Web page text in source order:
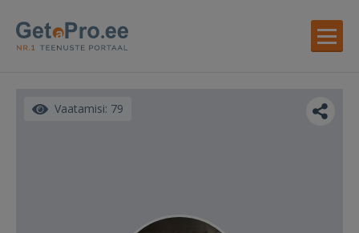
Vaatamisi: 79